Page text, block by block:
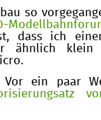
so
dass ich
ähnlich
ein paar